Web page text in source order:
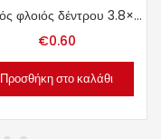
Φελλός φλοιός δέντρου 3.8×3.3×3.5cm.
€0.60
Προσθήκη στο καλάθι